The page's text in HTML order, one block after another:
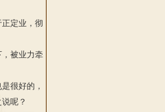
定业，彻
被业力牵
很好的，
呢？